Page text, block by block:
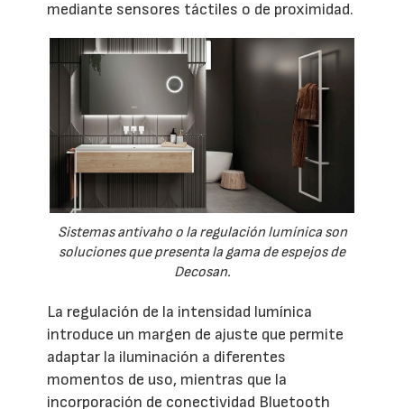
mediante sensores táctiles o de proximidad.
Sistemas antivaho o la regulación lumínica son
soluciones que presenta la gama de espejos de
Decosan.
La regulación de la intensidad lumínica
introduce un margen de ajuste que permite
adaptar la iluminación a diferentes
momentos de uso, mientras que la
incorporación de conectividad Bluetooth